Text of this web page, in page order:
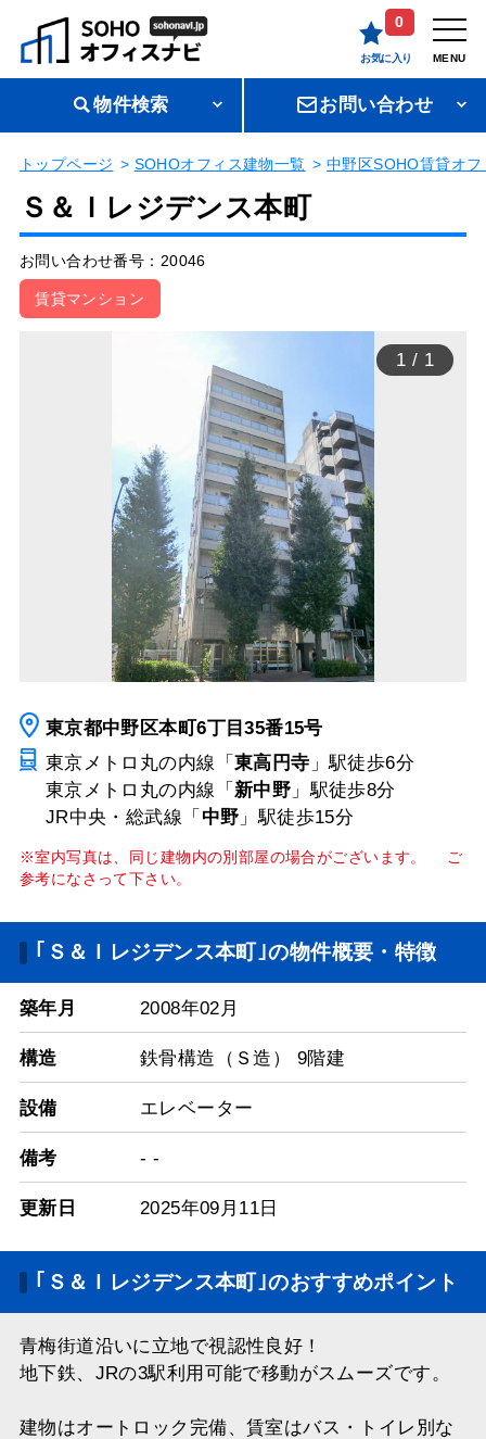
0
お気に入り MENU
物件検索 お問い合わせ
トップページ SOHOオフィス建物一覧 中野区SOHO賃貸オフ
Ｓ＆Ｉレジデンス本町
お問い合わせ番号：20046
賃貸マンション
1 / 1
東京都中野区本町6丁目35番15号
東京メトロ丸の内線「 東高円寺 」駅徒歩6分
東京メトロ丸の内線「 新中野 」駅徒歩8分
JR中央・総武線「 中野 」駅徒歩15分
※室内写真は、同じ建物内の別部屋の場合がございます。 ご
参考になさって下さい。
｢Ｓ＆Ｉレジデンス本町｣の物件概要・特徴
築年月 2008年02月
構造 鉄骨構造（Ｓ造） 9階建
設備 エレベーター
備考 - -
更新日 2025年09月11日
｢Ｓ＆Ｉレジデンス本町｣のおすすめポイント
青梅街道沿いに立地で視認性良好！
地下鉄、JRの3駅利用可能で移動がスムーズです。
建物はオートロック完備、賃室はバス・トイレ別な